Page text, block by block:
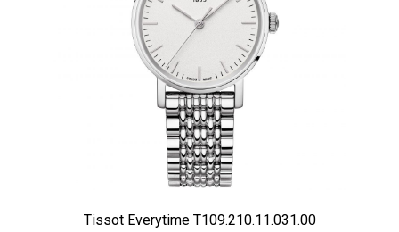
Tissot Everytime T109.210.11.031.00